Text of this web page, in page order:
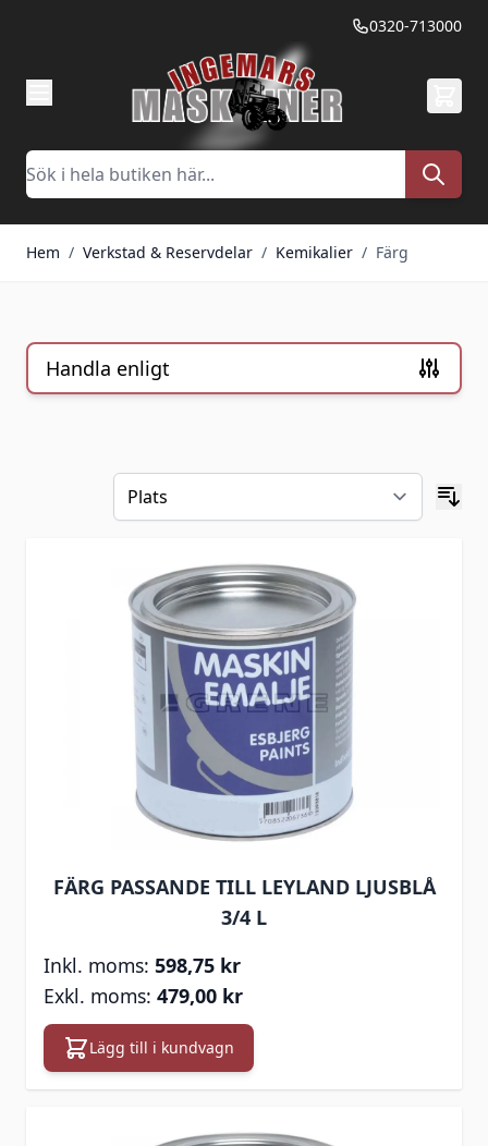
0320-713000
Sök
Hem / Verkstad & Reservdelar / Kemikalier / Färg
Handla enligt
FÄRG PASSANDE TILL LEYLAND LJUSBLÅ
3/4 L
598,75 kr
479,00 kr
Lägg till i kundvagn